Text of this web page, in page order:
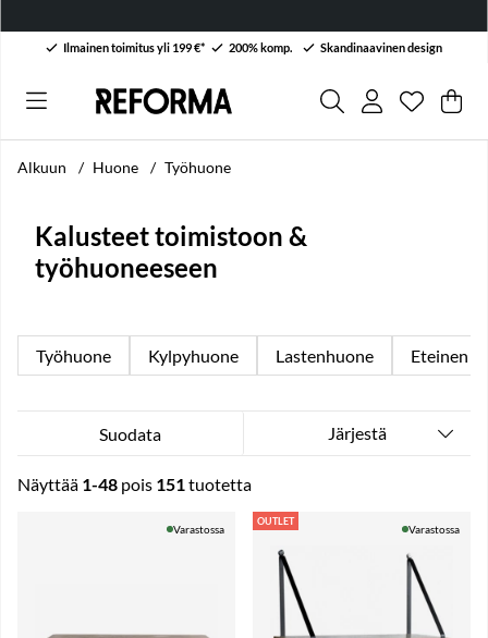
Ilmainen toimitus yli 199 €* 200% komp. Skandinaavinen design
Toivelista
. .
Alkuun Huone Työhuone
Kalusteet toimistoon &
työhuoneeseen
Työhuone Kylpyhuone Lastenhuone Eteinen
Suodata Järjestä
Näyttää 1-48 pois 151tuotetta
Varastossa
OUTLET
Varastossa